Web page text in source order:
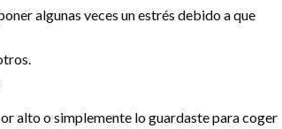
algunas veces un estrés debido a que
alto o simplemente lo guardaste para coger